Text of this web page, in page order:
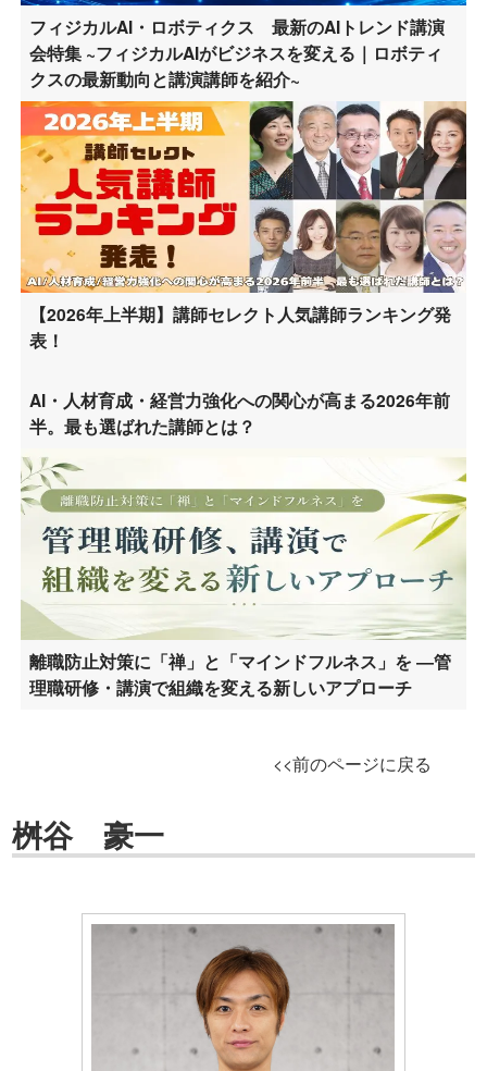
フィジカルAI・ロボティクス 最新のAIトレンド講演
会特集 ~フィジカルAIがビジネスを変える｜ロボティ
クスの最新動向と講演講師を紹介~
【2026年上半期】講師セレクト人気講師ランキング発
表！
AI・人材育成・経営力強化への関心が高まる2026年前
半。最も選ばれた講師とは？
離職防止対策に「禅」と「マインドフルネス」を ―管
理職研修・講演で組織を変える新しいアプローチ
<<前のページに戻る
桝谷 豪一